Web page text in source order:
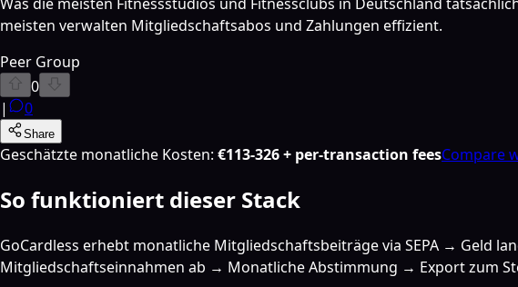
meisten verwalten Mitgliedschaftsabos und Zahlungen effizient.
Peer Group
0
|
0
Share
Geschätzte monatliche Kosten: €113-326 + per-transaction feesCompare
So funktioniert dieser Stack
GoCardless erhebt monatliche Mitgliedschaftsbeiträge via SEPA → Geld
Mitgliedschaftseinnahmen ab → Monatliche Abstimmung → Export zum